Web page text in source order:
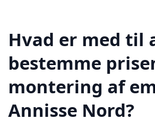
Hvad er med til
bestemme
montering af
Annisse Nord?